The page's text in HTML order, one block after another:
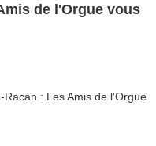
de l'Orgue vous